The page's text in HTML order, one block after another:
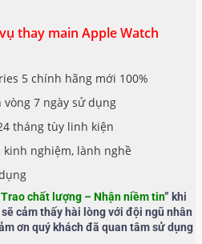
thay main Apple Watch
5 chính hãng mới 100%
7 ngày sử dụng
tháng tùy linh kiện
nghiệm, lành nghề
Trao chất lượng – Nhận niềm tin” khi
cảm thấy hài lòng với đội ngũ nhân
ơn quý khách đã quan tâm sử dụng